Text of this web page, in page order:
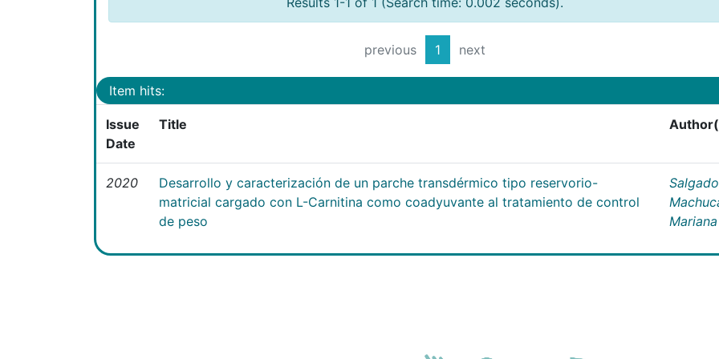
previous 1 next
Item hits:
Issue
Date
Title
2020
Desarrollo y caracterización de un parche transdérmico tipo reservorio-
matricial cargado con L-Carnitina como coadyuvante al tratamiento de control
de peso
Salgado
Mariana